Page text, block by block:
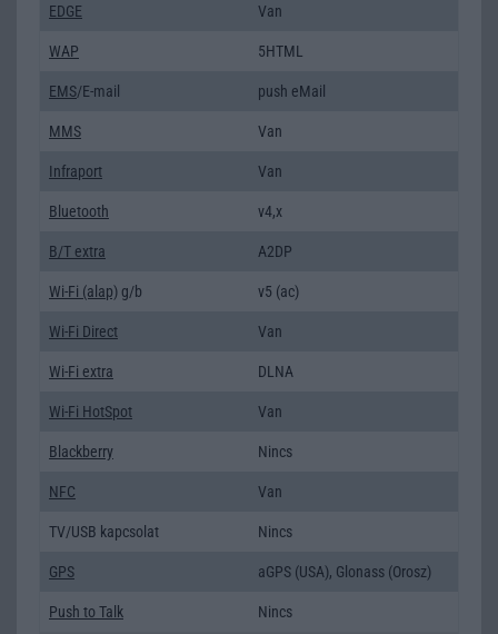
EDGE Van
WAP 5HTML
EMS/E-mail push eMail
MMS Van
Infraport Van
Bluetooth v4,x
B/T extra A2DP
Wi-Fi (alap) g/b v5 (ac)
Wi-Fi Direct Van
Wi-Fi extra DLNA
Wi-Fi HotSpot Van
Blackberry Nincs
NFC Van
TV/USB kapcsolat Nincs
GPS aGPS (USA), Glonass (Orosz)
Push to Talk Nincs